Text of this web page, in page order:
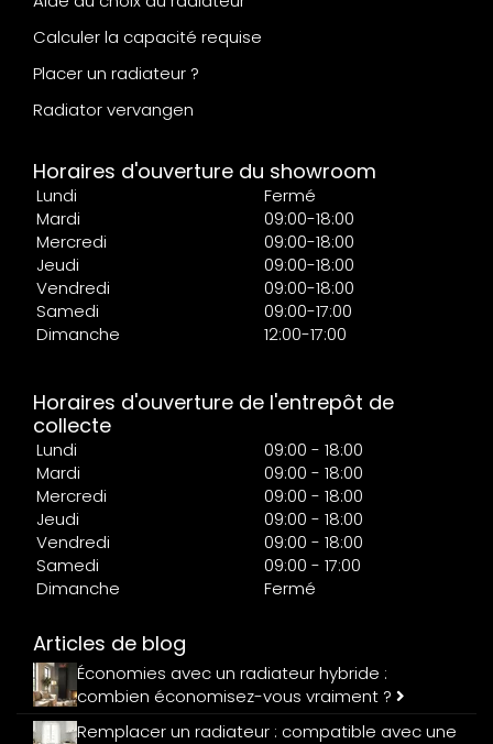
Calculer la capacité requise
Placer un radiateur ?
Radiator vervangen
Horaires d'ouverture du showroom
Lundi
Fermé
Mardi
09:00-18:00
Mercredi
09:00-18:00
Jeudi
09:00-18:00
Vendredi
09:00-18:00
Samedi
09:00-17:00
Dimanche
12:00-17:00
Horaires d'ouverture de l'entrepôt de
collecte
Lundi
09:00 - 18:00
Mardi
09:00 - 18:00
Mercredi
09:00 - 18:00
Jeudi
09:00 - 18:00
Vendredi
09:00 - 18:00
Samedi
09:00 - 17:00
Dimanche
Fermé
Articles de blog
Économies avec un radiateur hybride :
combien économisez-vous vraiment ?
Remplacer un radiateur : compatible avec une